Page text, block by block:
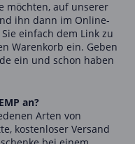
möchten, auf unserer
ihn dann im Online-
einfach dem Link zu
Warenkorb ein. Geben
ein und schon haben
an?
Arten von
kostenloser Versand